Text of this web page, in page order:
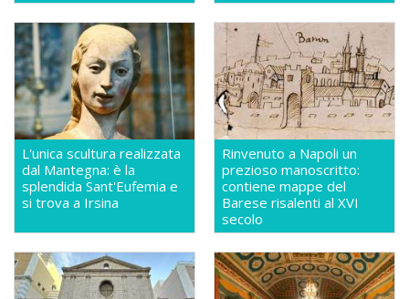
L'unica scultura realizzata
dal Mantegna: è la
splendida Sant'Eufemia e
si trova a Irsina
Rinvenuto a Napoli un
prezioso manoscritto:
contiene mappe del
Barese risalenti al XVI
secolo